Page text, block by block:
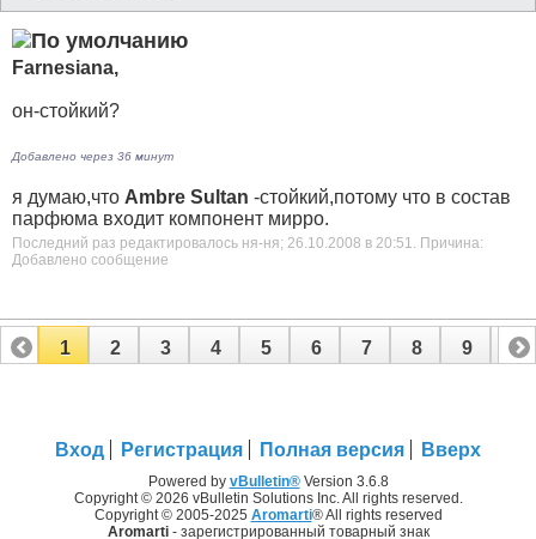
Farnesiana,
он-стойкий?
Добавлено через 36 минут
я думаю,что Ambrе Sultan -стойкий,потому что в состав
парфюма входит компонент мирро.
Последний раз редактировалось ня-ня; 26.10.2008 в 20:51
Причина:
Добавлено сообщение
1 2 3 4 5 6 7 8 9 10
Вход Регистрация Полная версия Вверх
Powered by vBulletin®Version 3.6.8
Copyright © 2026 vBulletin Solutions Inc. All rights reserved.
Copyright © 2005-2025 Aromarti® All rights reserved
Aromarti- зарегистрированный товарный знак